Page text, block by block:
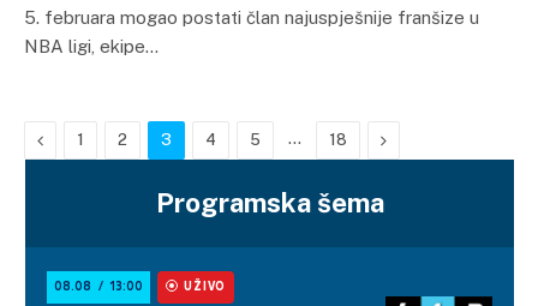
5. februara mogao postati član najuspješnije franšize u
NBA ligi, ekipe…
Previous
1 2 3 4 5 … 18 Next
Programska šema